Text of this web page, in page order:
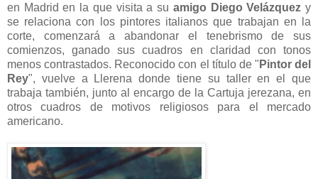
en Madrid en la que visita a su amigo Diego Velázquez y
se relaciona con los pintores italianos que trabajan en la
corte, comenzará a abandonar el tenebrismo de sus
comienzos, ganado sus cuadros en claridad con tonos
menos contrastados. Reconocido con el título de " Pintor del
Rey", vuelve a Llerena donde tiene su taller en el que
trabaja también, junto al encargo de la Cartuja jerezana, en
otros cuadros de motivos religiosos para el mercado
americano.